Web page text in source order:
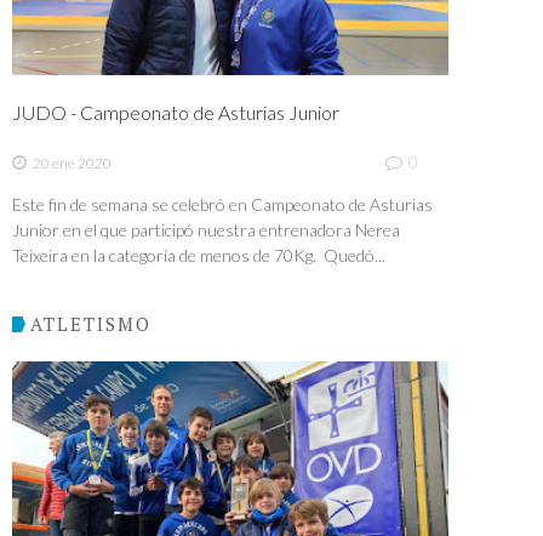
JUDO - Campeonato de Asturias Junior
20 ene 2020 0
Este fin de semana se celebró en Campeonato de Asturias
Junior en el que participó nuestra entrenadora Nerea
Teixeira en la categoría de menos de 70Kg. Quedó...
ATLETISMO